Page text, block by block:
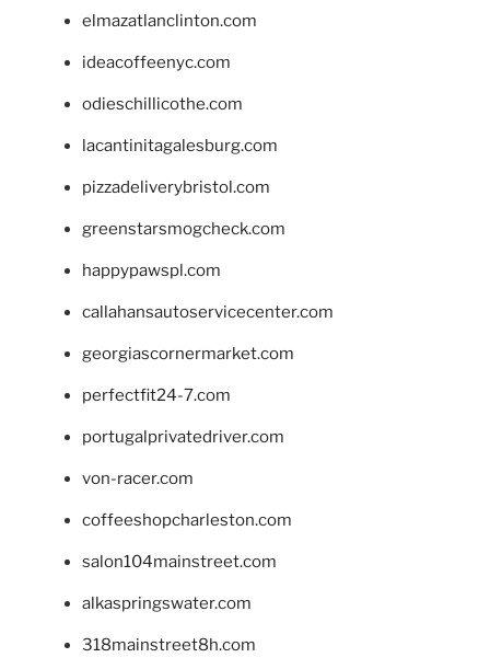
elmazatlanclinton.com
ideacoffeenyc.com
odieschillicothe.com
lacantinitagalesburg.com
pizzadeliverybristol.com
greenstarsmogcheck.com
happypawspl.com
callahansautoservicecenter.com
georgiascornermarket.com
perfectfit24-7.com
portugalprivatedriver.com
von-racer.com
coffeeshopcharleston.com
salon104mainstreet.com
alkaspringswater.com
318mainstreet8h.com